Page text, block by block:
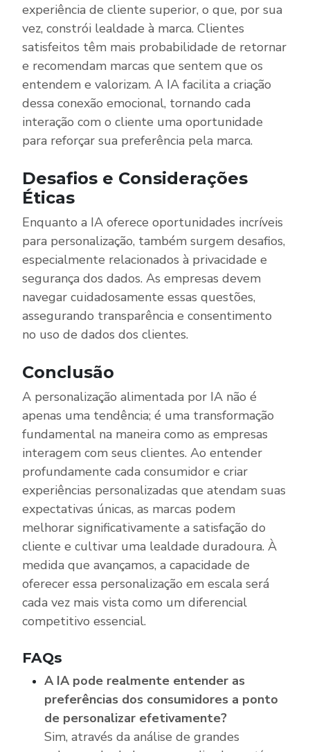
experiência de cliente superior, o que, por sua
vez, constrói lealdade à marca. Clientes
satisfeitos têm mais probabilidade de retornar
e recomendam marcas que sentem que os
entendem e valorizam. A IA facilita a criação
dessa conexão emocional, tornando cada
interação com o cliente uma oportunidade
para reforçar sua preferência pela marca.
Desafios e Considerações
Éticas
Enquanto a IA oferece oportunidades incríveis
para personalização, também surgem desafios,
especialmente relacionados à privacidade e
segurança dos dados. As empresas devem
navegar cuidadosamente essas questões,
assegurando transparência e consentimento
no uso de dados dos clientes.
Conclusão
A personalização alimentada por IA não é
apenas uma tendência; é uma transformação
fundamental na maneira como as empresas
interagem com seus clientes. Ao entender
profundamente cada consumidor e criar
experiências personalizadas que atendam suas
expectativas únicas, as marcas podem
melhorar significativamente a satisfação do
cliente e cultivar uma lealdade duradoura. À
medida que avançamos, a capacidade de
oferecer essa personalização em escala será
cada vez mais vista como um diferencial
competitivo essencial.
FAQs
A IA pode realmente entender as
preferências dos consumidores a ponto
de personalizar efetivamente?
Sim, através da análise de grandes